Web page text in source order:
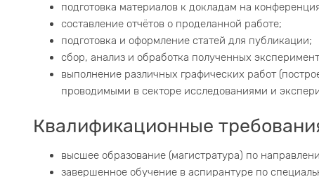
подготовка материалов к докладам на
составление отчётов о проделанной работе;
подготовка и оформление статей для публикации;
сбор, анализ и обработка полученных
выполнение различных графических работ
проводимыми в секторе исследованиями и
Квалификационные
высшее образование (магистратура) по
завершенное обучение в аспирантуре по